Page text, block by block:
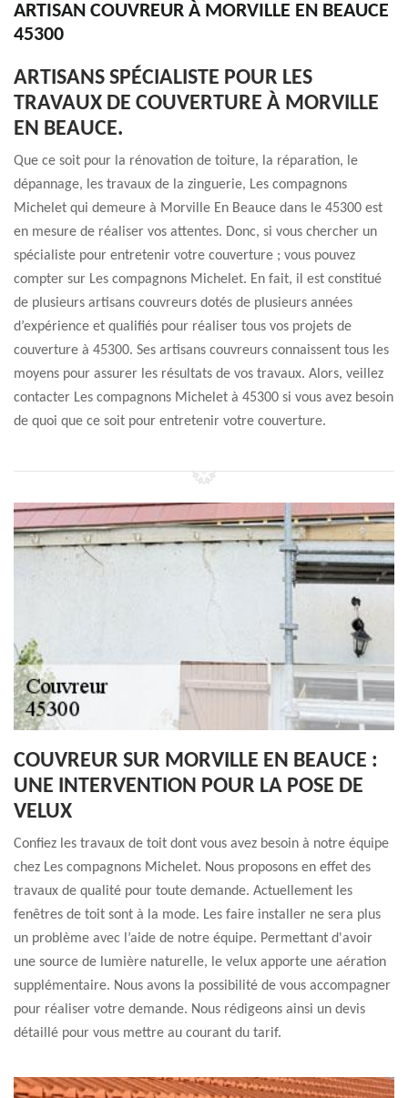
ARTISAN COUVREUR À MORVILLE EN BEAUCE
45300
ARTISANS SPÉCIALISTE POUR LES
TRAVAUX DE COUVERTURE À MORVILLE
EN BEAUCE.
Que ce soit pour la rénovation de toiture, la réparation, le
dépannage, les travaux de la zinguerie, Les compagnons
Michelet qui demeure à Morville En Beauce dans le 45300 est
en mesure de réaliser vos attentes. Donc, si vous chercher un
spécialiste pour entretenir votre couverture ; vous pouvez
compter sur Les compagnons Michelet. En fait, il est constitué
de plusieurs artisans couvreurs dotés de plusieurs années
d’expérience et qualifiés pour réaliser tous vos projets de
couverture à 45300. Ses artisans couvreurs connaissent tous les
moyens pour assurer les résultats de vos travaux. Alors, veillez
contacter Les compagnons Michelet à 45300 si vous avez besoin
de quoi que ce soit pour entretenir votre couverture.
COUVREUR SUR MORVILLE EN BEAUCE :
UNE INTERVENTION POUR LA POSE DE
VELUX
Confiez les travaux de toit dont vous avez besoin à notre équipe
chez Les compagnons Michelet. Nous proposons en effet des
travaux de qualité pour toute demande. Actuellement les
fenêtres de toit sont à la mode. Les faire installer ne sera plus
un problème avec l’aide de notre équipe. Permettant d'avoir
une source de lumière naturelle, le velux apporte une aération
supplémentaire. Nous avons la possibilité de vous accompagner
pour réaliser votre demande. Nous rédigeons ainsi un devis
détaillé pour vous mettre au courant du tarif.